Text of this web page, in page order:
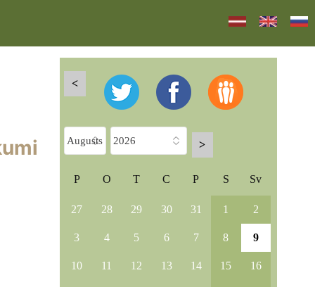
<
>
P O T C P S Sv
27 28 29 30 31 1 2
3 4 5 6 7 8 9
10 11 12 13 14 15 16